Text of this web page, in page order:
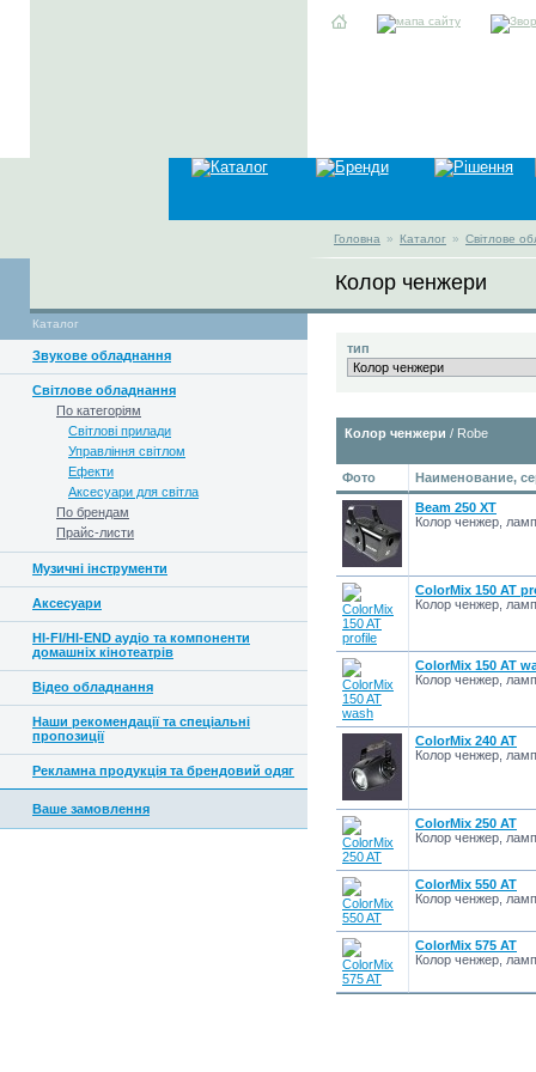
Головна » Каталог » Світлове
Колор ченжери
Каталог
Звукове обладнання
Світлове обладнання
По категоріям
Світлові прилади
Управління світлом
Ефекти
Аксесуари для світла
По брендам
Прайс-листи
Музичні інструменти
Аксесуари
HI-FI/HI-END аудіо та компоненти
домашніх кінотеатрів
Відео обладнання
Наши рекомендації та спеціальні
пропозиції
Рекламна продукція та брендовий одяг
Ваше замовлення
тип
Колор ченжери / Robe
Фото Наименование,
Beam 250 XT
Колор ченжер,
ColorMix 150 AT
Колор ченжер,
ColorMix 150 AT
Колор ченжер,
ColorMix 240 AT
Колор ченжер,
ColorMix 250 AT
Колор ченжер,
ColorMix 550 AT
Колор ченжер,
ColorMix 575 AT
Колор ченжер,